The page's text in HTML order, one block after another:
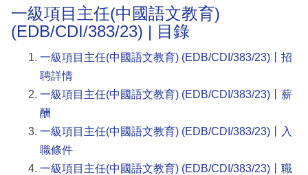
一級項目主任(中國語文教育)
(EDB/CDI/383/23) | 目錄
一級項目主任(中國語文教育) (EDB/CDI/383/23)丨招
聘詳情
一級項目主任(中國語文教育) (EDB/CDI/383/23)丨薪
酬
一級項目主任(中國語文教育) (EDB/CDI/383/23)丨入
職條件
一級項目主任(中國語文教育) (EDB/CDI/383/23)丨職